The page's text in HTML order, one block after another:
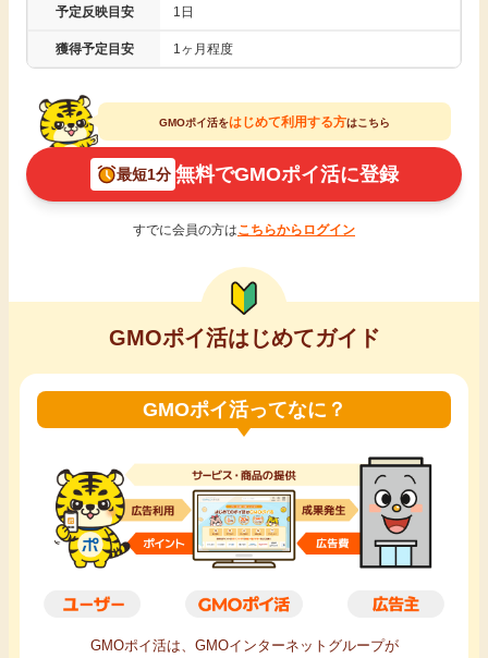
アンケート
ゲーム
お友達紹介
毎日ゲット
特集一覧
GMOポイ活の使い方
学び
進学・教育
月額有料サービス
予定反映目安 1日
獲得予定目安 1ヶ月程度
GMOポイ活をはじめて利用する方はこちら
最短1分 無料でGMOポイ活に登録
すでに会員の方はこちらからログイン
GMOポイ活はじめてガイド
GMOポイ活ってなに？
GMOポイ活は、GMOインターネットグループが